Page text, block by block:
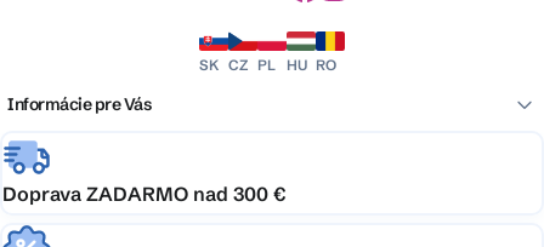
SK CZ PL HU RO
Informácie pre Vás
Doprava ZADARMO nad 300 €